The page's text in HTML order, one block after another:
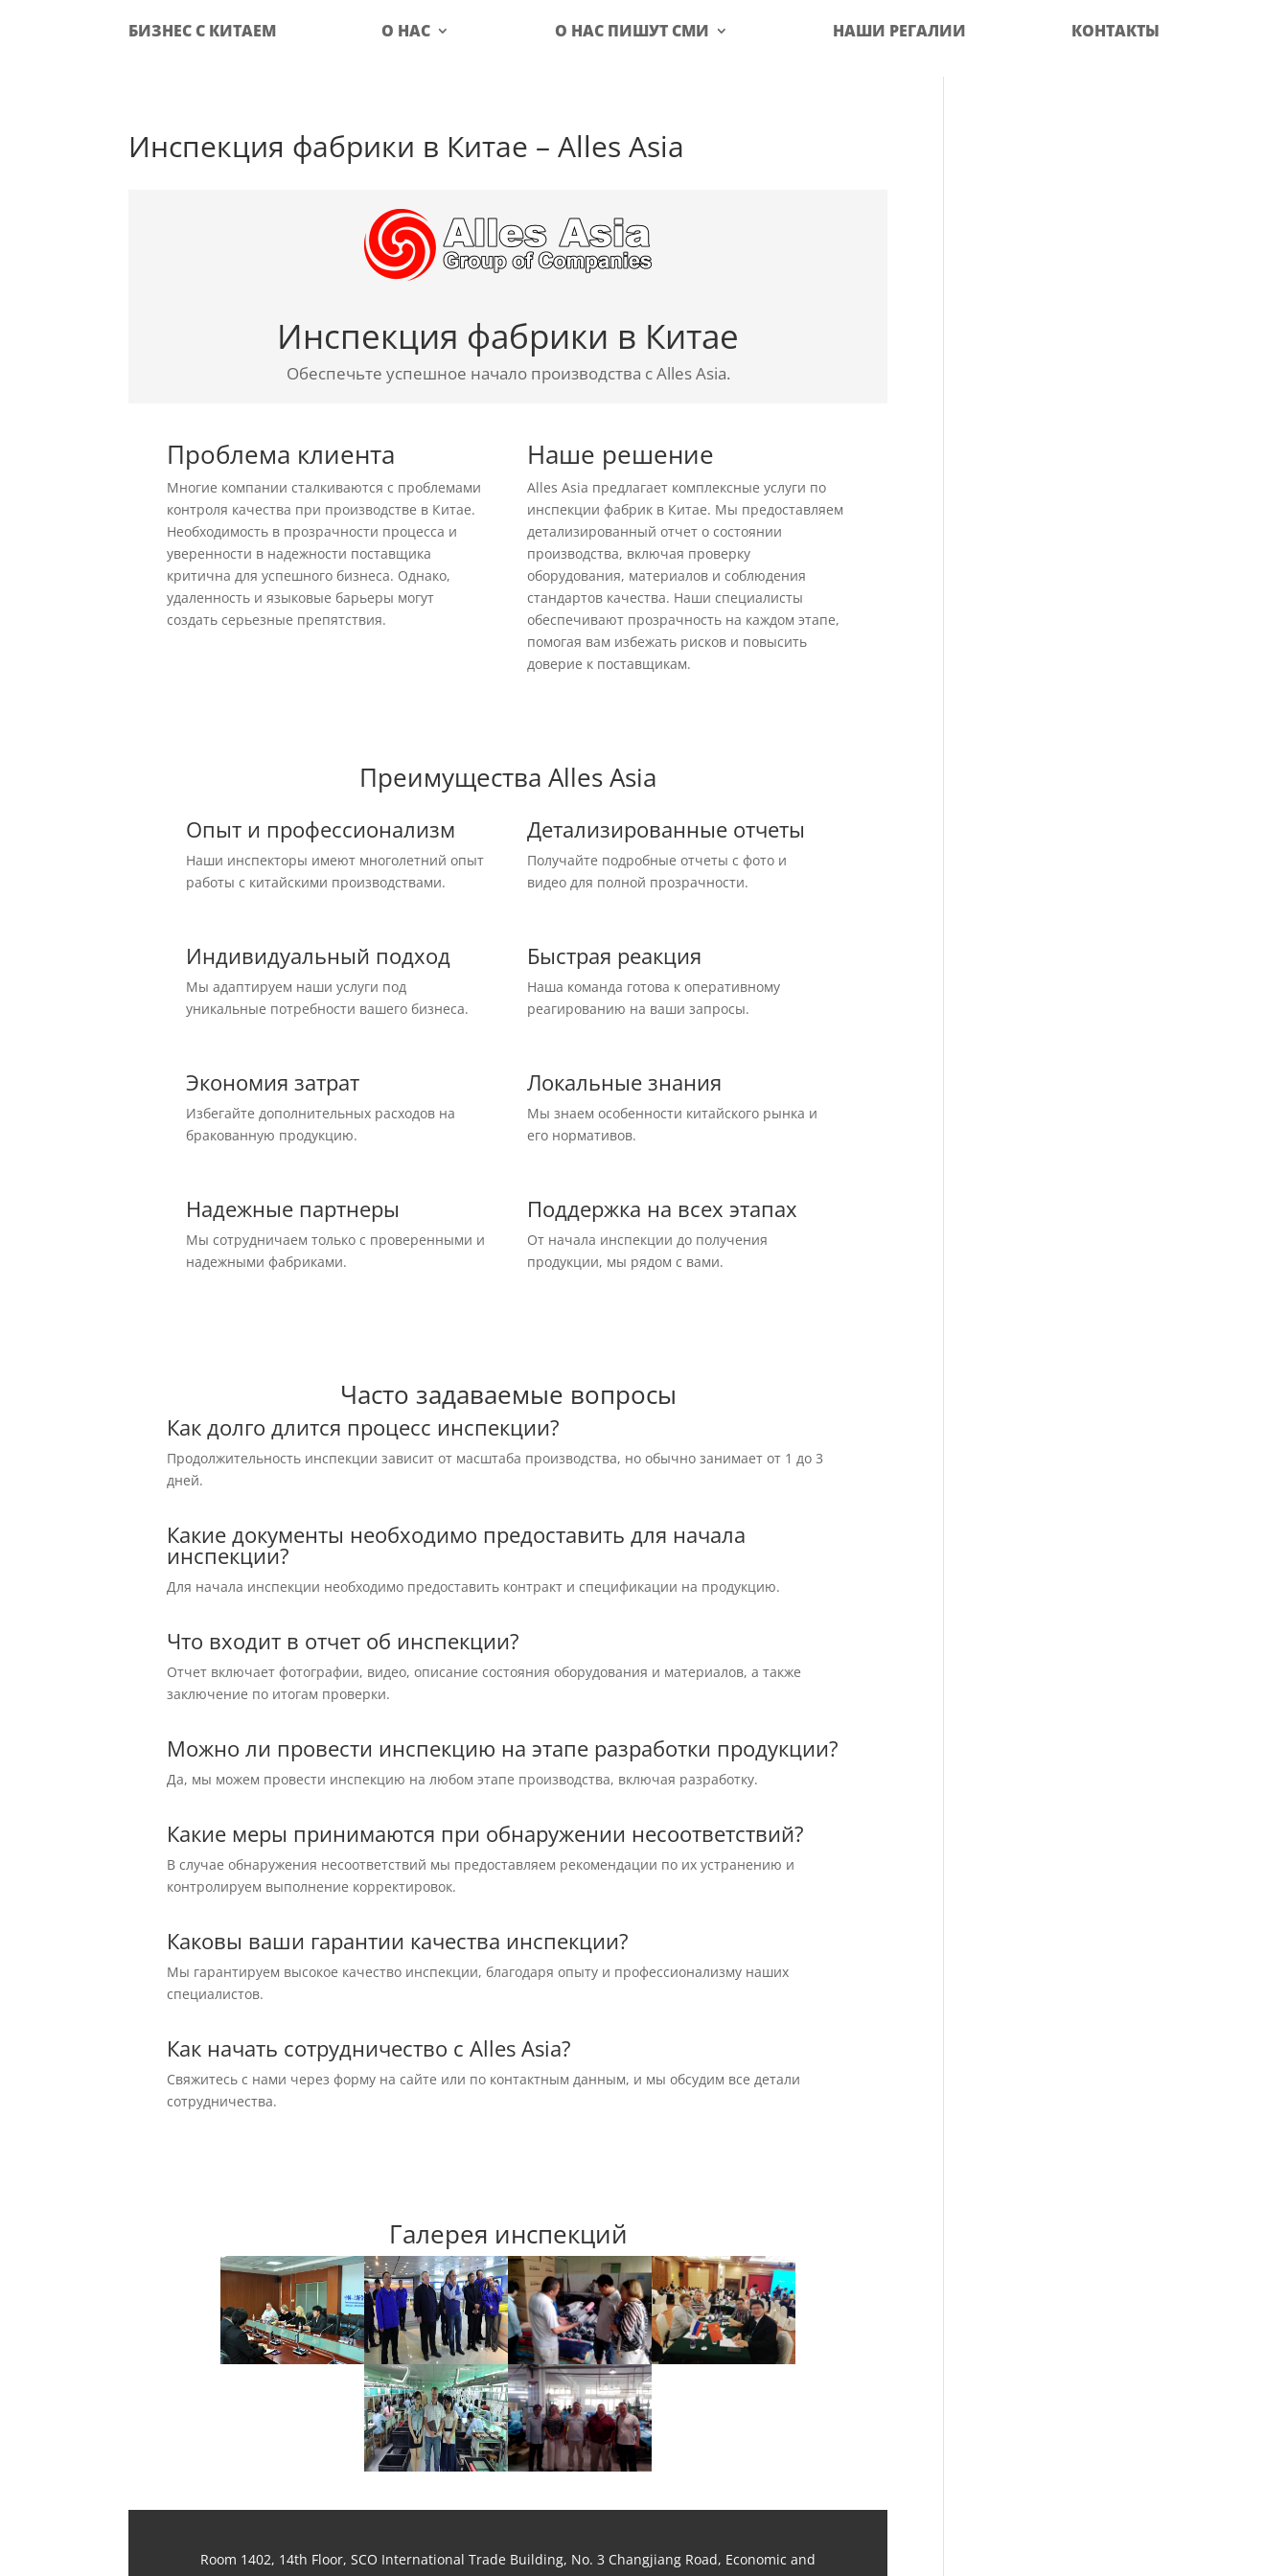
БИЗНЕС С КИТАЕМ О НАС О НАС ПИШУТ СМИ НАШИ РЕГАЛИИ КОНТАКТЫ
Инспекция фабрики в Китае – Alles Asia
Инспекция фабрики в Китае
Обеспечьте успешное начало производства с Alles Asia.
Проблема клиента
Многие компании сталкиваются с проблемами
контроля качества при производстве в Китае.
Необходимость в прозрачности процесса и
уверенности в надежности поставщика
критична для успешного бизнеса. Однако,
удаленность и языковые барьеры могут
создать серьезные препятствия.
Наше решение
Alles Asia предлагает комплексные услуги по
инспекции фабрик в Китае. Мы предоставляем
детализированный отчет о состоянии
производства, включая проверку
оборудования, материалов и соблюдения
стандартов качества. Наши специалисты
обеспечивают прозрачность на каждом этапе,
помогая вам избежать рисков и повысить
доверие к поставщикам.
Преимущества Alles Asia
Опыт и профессионализм
Наши инспекторы имеют многолетний опыт
работы с китайскими производствами.
Детализированные отчеты
Получайте подробные отчеты с фото и
видео для полной прозрачности.
Индивидуальный подход
Мы адаптируем наши услуги под
уникальные потребности вашего бизнеса.
Быстрая реакция
Наша команда готова к оперативному
реагированию на ваши запросы.
Экономия затрат
Избегайте дополнительных расходов на
бракованную продукцию.
Локальные знания
Мы знаем особенности китайского рынка и
его нормативов.
Надежные партнеры
Мы сотрудничаем только с проверенными и
надежными фабриками.
Поддержка на всех этапах
От начала инспекции до получения
продукции, мы рядом с вами.
Часто задаваемые вопросы
Как долго длится процесс инспекции?
Продолжительность инспекции зависит от масштаба производства, но обычно занимает от 1 до 3
дней.
Какие документы необходимо предоставить для начала
инспекции?
Для начала инспекции необходимо предоставить контракт и спецификации на продукцию.
Что входит в отчет об инспекции?
Отчет включает фотографии, видео, описание состояния оборудования и материалов, а также
заключение по итогам проверки.
Можно ли провести инспекцию на этапе разработки продукции?
Да, мы можем провести инспекцию на любом этапе производства, включая разработку.
Какие меры принимаются при обнаружении несоответствий?
В случае обнаружения несоответствий мы предоставляем рекомендации по их устранению и
контролируем выполнение корректировок.
Каковы ваши гарантии качества инспекции?
Мы гарантируем высокое качество инспекции, благодаря опыту и профессионализму наших
специалистов.
Как начать сотрудничество с Alles Asia?
Свяжитесь с нами через форму на сайте или по контактным данным, и мы обсудим все детали
сотрудничества.
Галерея инспекций
Room 1402, 14th Floor, SCO International Trade Building, No. 3 Changjiang Road, Economic and